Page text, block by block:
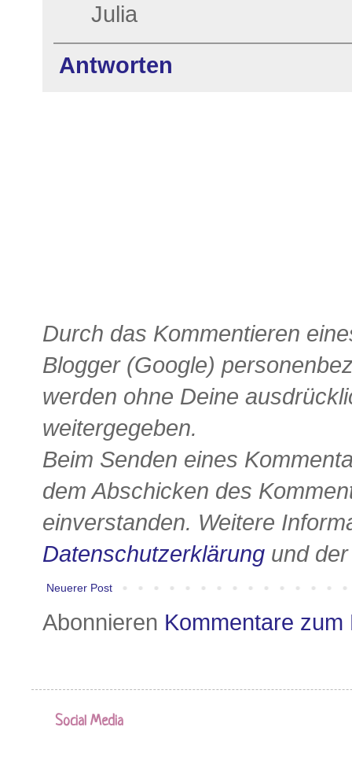
Julia
Antworten
Durch das Kommentieren
Blogger (Google)
werden ohne Deine
weitergegeben.
Beim Senden eines
dem Abschicken des
einverstanden. Weitere
Datenschutzerklärung und
Neuerer Post
Abonnieren Kommentare zum
Social Media